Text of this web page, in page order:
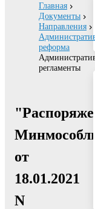
Главная
Документы
Направления
реформа
регламенты
от
18.01.2021
N